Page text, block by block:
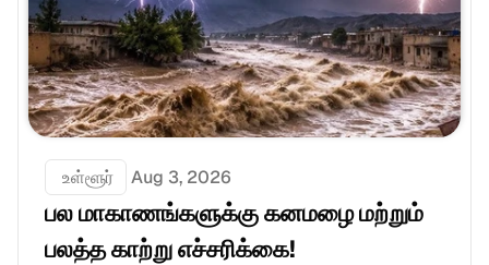
உள்ளூர் Aug 3, 2026
பல மாகாணங்களுக்கு கனமழை மற்றும்
பலத்த காற்று எச்சரிக்கை!